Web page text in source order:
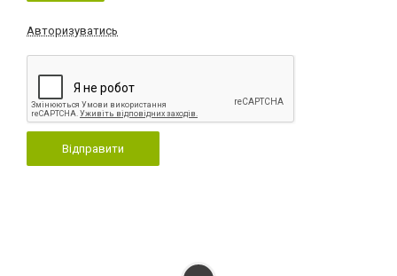
Авторизуватись
Відправити